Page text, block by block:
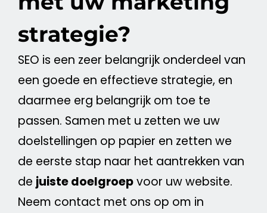
strategie?
SEO is een zeer belangrijk onderdeel van
een goede en effectieve strategie, en
daarmee erg belangrijk om toe te
passen. Samen met u zetten we uw
doelstellingen op papier en zetten we
de eerste stap naar het aantrekken van
de juistedoelgroepvoor uwwebsite.
Neem contact met ons op om in